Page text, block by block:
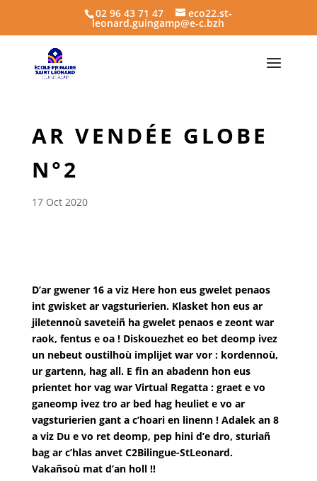
02 96 43 71 47 eco22.st-
leonard.guingamp@e-c.bzh
AR VENDÉE GLOBE
N°2
17 Oct 2020
D’ar gwener 16 a viz Here hon eus gwelet penaos
int gwisket ar vagsturierien. Klasket hon eus ar
jiletennoù saveteiñ ha gwelet penaos e zeont war
raok, fentus e oa ! Diskouezhet eo bet deomp ivez
un nebeut oustilhoù implijet war vor : kordennoù,
ur gartenn, hag all. E fin an abadenn hon eus
prientet hor vag war Virtual Regatta : graet e vo
ganeomp ivez tro ar bed hag heuliet e vo ar
vagsturierien gant a c’hoari en linenn ! Adalek an 8
a viz Du e vo ret deomp, pep hini d’e dro, sturiañ
bag ar c’hlas anvet C2Bilingue-StLeonard.
Vakañsoù mat d’an holl !!